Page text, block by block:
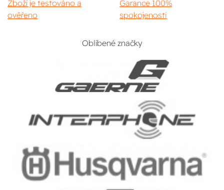
Zboží je testováno a
ověřeno
Garance 100%
spokojenosti
Oblíbené značky